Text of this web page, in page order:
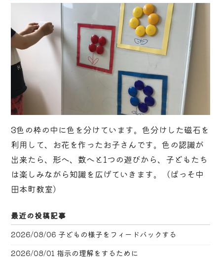
3色の枠の中に色を分けています。色分けした磁石を
利用して、お花を作ったお子さんです。色の認識が
出来たら、形へ、数へと1つの遊びから、子どもたち
は楽しみながら知識を広げていきます。（ぱっそ中
田本町教室）
最近の投稿記事
2026/08/06 子どもの様子をフィードバックする
2026/08/01 指示の理解をするために